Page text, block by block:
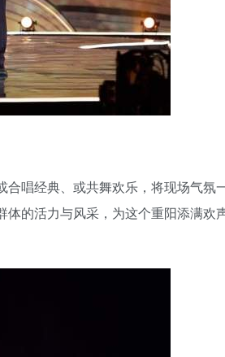
唱经典、或共舞欢乐，将现场气氛
的活力与风采，为这个重阳添满欢